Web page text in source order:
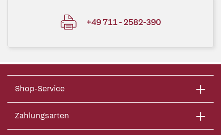
+49 711 - 2582-390
Shop-Service
Zahlungsarten